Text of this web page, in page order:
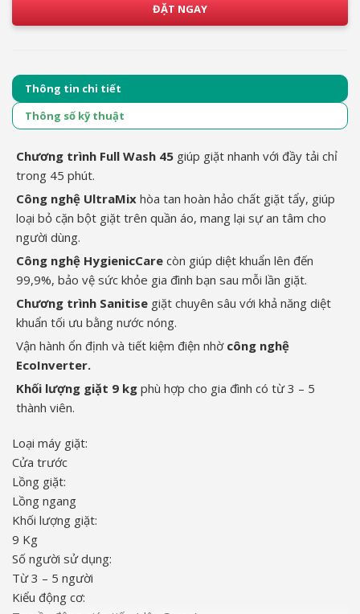
ĐẶT NGAY
Thông tin chi tiết
Thông số kỹ thuật
Chương trình Full Wash 45 giúp giặt nhanh với đầy tải chỉ
trong 45 phút.
Công nghệ UltraMix hòa tan hoàn hảo chất giặt tẩy, giúp
loại bỏ cặn bột giặt trên quần áo, mang lại sự an tâm cho
người dùng.
Công nghệ HygienicCare còn giúp diệt khuẩn lên đến
99,9%, bảo vệ sức khỏe gia đình bạn sau mỗi lần giặt.
Chương trình Sanitise giặt chuyên sâu với khả năng diệt
khuẩn tối ưu bằng nước nóng.
Vận hành ổn định và tiết kiệm điện nhờ công nghệ
EcoInverter.
Khối lượng giặt 9 kg phù hợp cho gia đình có từ 3 – 5
thành viên.
Loại máy giặt:
Cửa trước
Lồng giặt:
Lồng ngang
Khối lượng giặt:
9 Kg
Số người sử dụng:
Từ 3 – 5 người
Kiểu động cơ: